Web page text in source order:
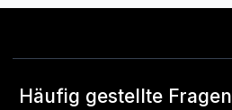
Häufig gestellte Fragen